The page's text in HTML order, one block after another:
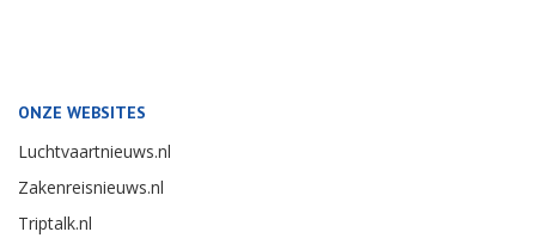
ONZE WEBSITES
Luchtvaartnieuws.nl
Zakenreisnieuws.nl
Triptalk.nl